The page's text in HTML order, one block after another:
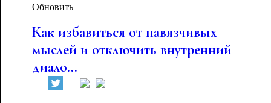
Обновить
Как избавиться от навязчивых
мыслей и отключить внутренний
диало...